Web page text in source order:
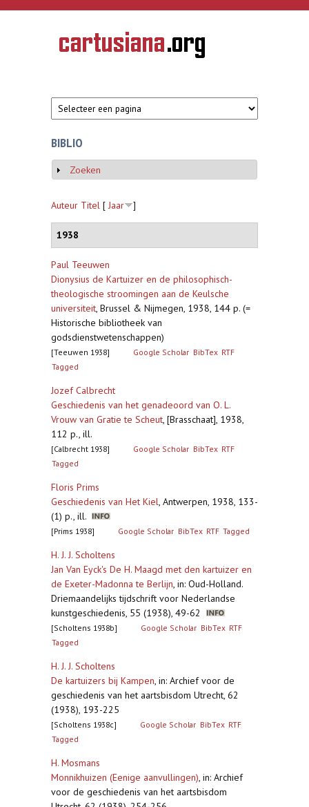
Overslaan en naar de inhoud gaan
CARTUSIANA
Geschiedenis
van de
BIBLIO
Weergeven
Zoeken
Auteur Titel [ Jaar ]
1938
Paul Teeuwen
Dionysius de Kartuizer en de philosophisch-
theologische stroomingen aan de Keulsche
universiteit, Brussel & Nijmegen, 1938, 144 p. (=
Historische bibliotheek van
godsdienstwetenschappen)
[Teeuwen 1938] Google Scholar BibTex RTF
Tagged
Jozef Calbrecht
Geschiedenis van het genadeoord van O. L.
Vrouw van Gratie te Scheut, [Brasschaat], 1938,
112 p., ill.
[Calbrecht 1938] Google Scholar BibTex RTF
Tagged
Floris Prims
Geschiedenis van Het Kiel, Antwerpen, 1938, 133-
(1) p., ill.
[Prims 1938] Google Scholar BibTex RTF Tagged
H. J. J. Scholtens
Jan Van Eyck's De H. Maagd met den kartuizer en
de Exeter-Madonna te Berlijn, in: Oud-Holland.
Driemaandelijks tijdschrift voor Nederlandse
kunstgeschiedenis, 55 (1938), 49-62
[Scholtens 1938b] Google Scholar BibTex RTF
Tagged
H. J. J. Scholtens
De kartuizers bij Kampen, in: Archief voor de
geschiedenis van het aartsbisdom Utrecht, 62
(1938), 193-225
[Scholtens 1938c] Google Scholar BibTex RTF
Tagged
H. Mosmans
Monnikhuizen (Eenige aanvullingen), in: Archief
voor de geschiedenis van het aartsbisdom